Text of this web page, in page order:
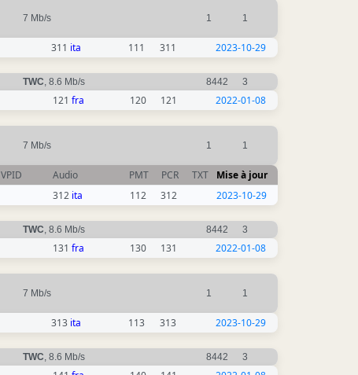
7 Mb/s 1 1
311 ita 111 311 2023-10-29
TWC , 8.6 Mb/s 8442 3
121 fra 120 121 2022-01-08
7 Mb/s 1 1
VPID Audio PMT PCR TXT
Mise à jour
312 ita 112 312 2023-10-29
TWC , 8.6 Mb/s 8442 3
131 fra 130 131 2022-01-08
7 Mb/s 1 1
313 ita 113 313 2023-10-29
TWC , 8.6 Mb/s 8442 3